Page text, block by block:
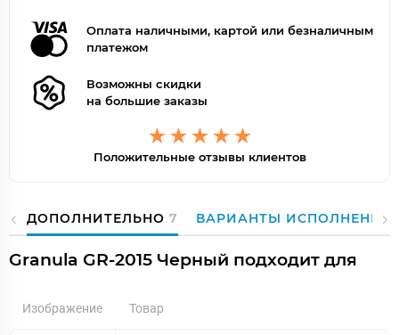
Оплата наличными, картой или безналичным
платежом
Возможны скидки
на большие заказы
Положительные отзывы клиентов
ДОПОЛНИТЕЛЬНО 7 ВАРИАНТЫ ИСПОЛНЕНИЯ
Granula GR-2015 Черный подходит для
Изображение Товар